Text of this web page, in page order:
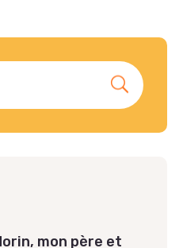
mon père et